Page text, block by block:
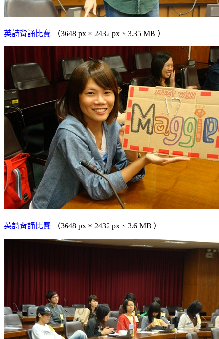
英詩背誦比賽 （3648 px × 2432 px、3.35 MB ）
英詩背誦比賽 （3648 px × 2432 px、3.6 MB ）